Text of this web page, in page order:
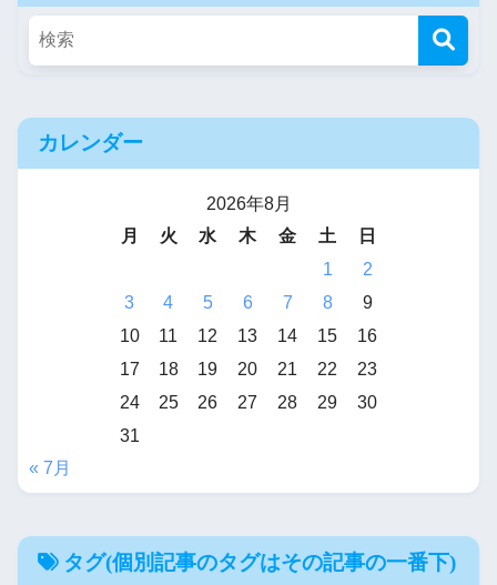
カレンダー
2026年8月
月
火 水 木 金 土
日
1
2
3
4 5 6 7 8
9
10
11 12 13 14 15
16
17
18 19 20 21 22
23
24
25 26 27 28 29
30
31
« 7月
タグ(個別記事のタグはその記事の一番下)